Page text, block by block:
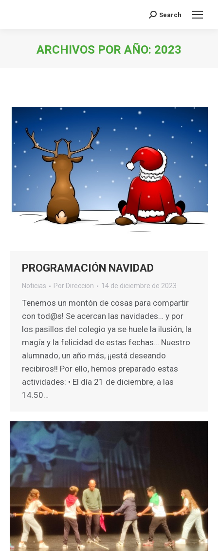
Buscar:
Search
ARCHIVOS POR AÑO: 2023
PROGRAMACIÓN NAVIDAD
Noticias Por Direccion 14 de diciembre de 2023
Tenemos un montón de cosas para compartir
con tod@s! Se acercan las navidades… y por
los pasillos del colegio ya se huele la ilusión, la
magía y la felicidad de estas fechas… Nuestro
alumnado, un año más, ¡¡está deseando
recibiros!! Por ello, hemos preparado estas
actividades: • El día 21 de diciembre, a las
14.50…